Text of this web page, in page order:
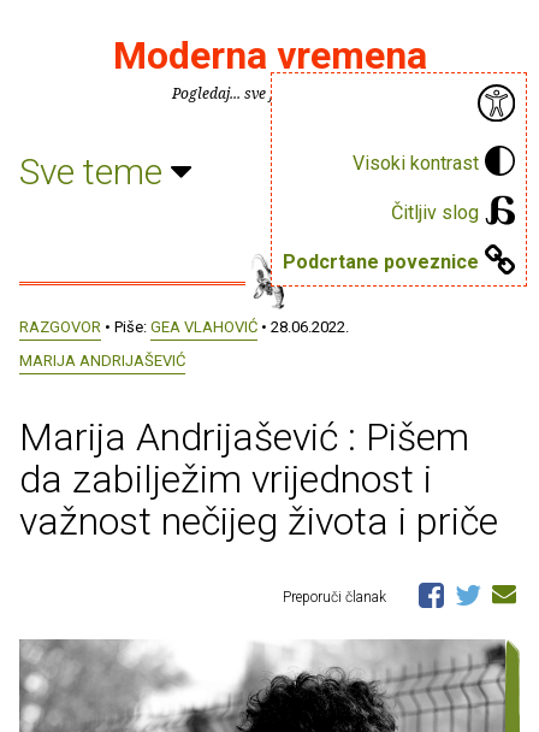
Visoki kontrast
Čitljiv slog
Podcrtane poveznice
Moderna vremena
Pogledaj... sve je puno knjiga.
Sve teme
RAZGOVOR • Piše: GEA VLAHOVIĆ • 28.06.2022.
MARIJA ANDRIJAŠEVIĆ
Marija Andrijašević : Pišem
da zabilježim vrijednost i
važnost nečijeg života i priče
Preporuči članak